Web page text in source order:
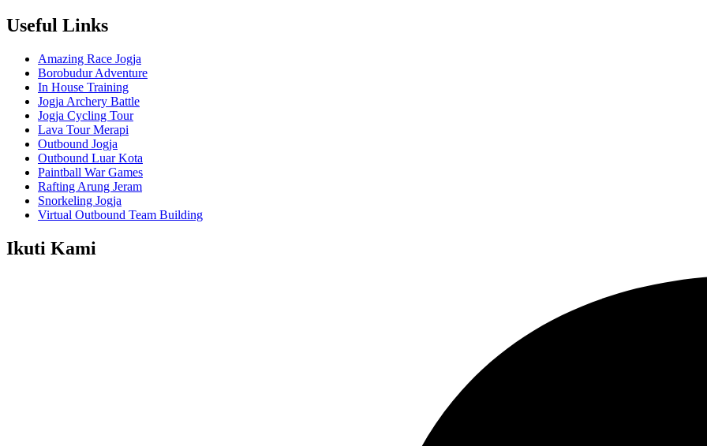
Useful Links
Amazing Race Jogja
Borobudur Adventure
In House Training
Jogja Archery Battle
Jogja Cycling Tour
Lava Tour Merapi
Outbound Jogja
Outbound Luar Kota
Paintball War Games
Rafting Arung Jeram
Snorkeling Jogja
Virtual Outbound Team Building
Ikuti Kami